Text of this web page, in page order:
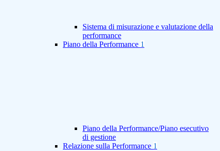
Sistema di misurazione e valutazione della
performance
Piano della Performance 1
Piano della Performance/Piano esecutivo
di gestione
Relazione sulla Performance 1